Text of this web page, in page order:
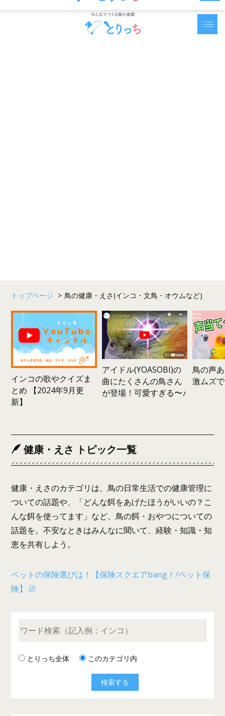
トップページ > 鳥の健康・えさ(インコ・文鳥・オウムなど)
インコの歌やクイズま
とめ 【2024年9月更
新】
アイドル(YOASOBI)の
曲にたくさんの鳥さん
が登場！可愛すぎる〜♪
鳥の声
激ムズ
健康・えさ トピック一覧
健康・えさのカテゴリは、鳥の日常生活での健康管理に
ついての話題や、「どんな餌をあげたほうがいいの？こ
んな餌を使ってます」など、鳥の餌・おやつについての
話題を。不安なときはみんなに聞いて、経験・知識・知
恵を共有しよう。
ペットの保険選びは！【保険スクエアbang！/ペット保
険】
とりっち全体 このカテゴリ内